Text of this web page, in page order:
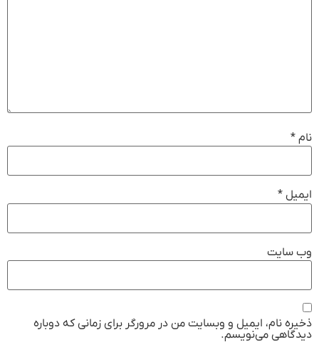
نام *
ایمیل *
وب‌ سایت
ذخیره نام، ایمیل و وبسایت من در مرورگر برای زمانی که دوباره
دیدگاهی می‌نویسم.